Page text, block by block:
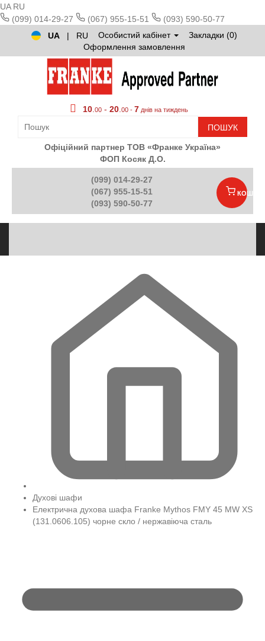
UA RU
(099) 014-29-27
(067) 955-15-51
(093) 590-50-77
UA
| RU Особистий кабінет
Закладки (0)
Оформлення замовлення
10 00 - 20 00 - 7 днів на тиждень
ПОШУК
Офіційний партнер ТОВ «Франке Україна»
ФОП Косяк Д.О.
(099) 014-29-27
(067) 955-15-51
(093) 590-50-77
КОШИК
Духові шафи
Електрична духова шафа Franke Mythos FMY 45 MW XS
(131.0606.105) чорне скло / нержавіюча сталь